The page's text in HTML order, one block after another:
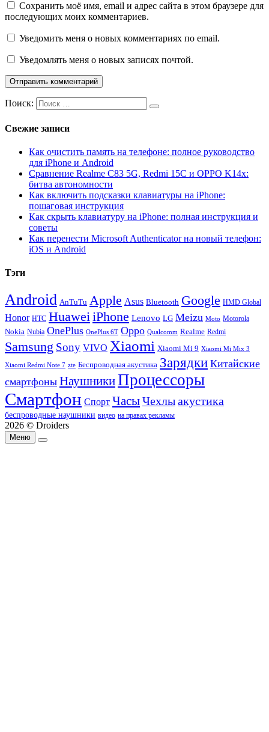
Сохранить моё имя, email и адрес сайта в этом браузере для
последующих моих комментариев.
Уведомить меня о новых комментариях по email.
Уведомлять меня о новых записях почтой.
Поиск:
Свежие записи
Как очистить память на телефоне: полное руководство
для iPhone и Android
Сравнение Realme C83 5G, Redmi 15C и OPPO K14x:
битва автономности
Как включить подсказки клавиатуры на iPhone:
пошаговая инструкция
Как скрыть клавиатуру на iPhone: полная инструкция и
советы
Как перенести Microsoft Authenticator на новый телефон:
iOS и Android
Тэги
Android AnTuTu Apple Asus Bluetooth Google HMD Global
Honor HTC HuaweiiPhone Lenovo LG Meizu Moto Motorola
Nokia Nubia OnePlus OnePlus 6T Oppo Qualcomm Realme Redmi
Samsung Sony VIVO Xiaomi Xiaomi Mi 9 Xiaomi Mi Mix 3
Xiaomi Redmi Note 7 zte Беспроводная акустика Зарядки Китайские
смартфоны НаушникиПроцессоры
Смартфон Спорт ЧасыЧехлыакустика
беспроводные наушники видео на правах рекламы
2026 © Droiders
Меню